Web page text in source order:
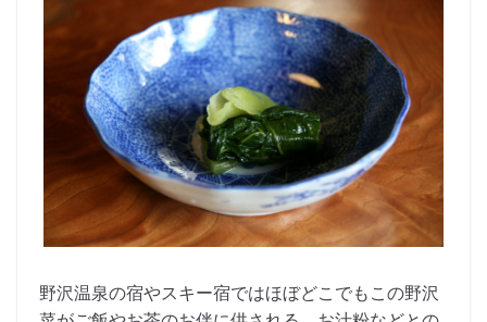
野沢温泉の宿やスキー宿ではほぼどこでもこの野沢